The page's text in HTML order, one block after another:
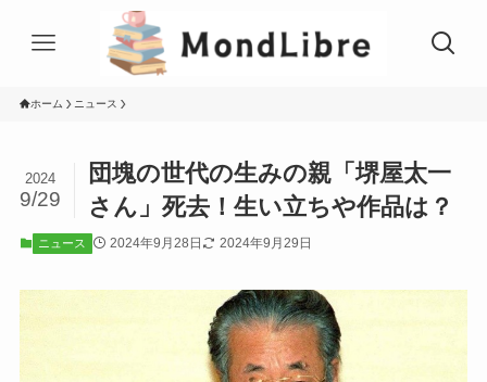
ホーム ニュース
団塊の世代の生みの親「堺屋太一
さん」死去！生い立ちや作品は？
2024
9/29
ニュース 2024年9月28日 2024年9月29日